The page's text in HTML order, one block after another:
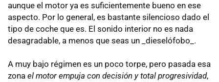
aunque el motor ya es suficientemente bueno en ese
aspecto. Por lo general, es bastante silencioso dado el
tipo de coche que es. El sonido interior no es nada
desagradable, a menos que seas un _dieselófobo_.
A muy bajo régimen es un poco torpe, pero pasada esa
zona el motor empuja con decisión y total progresividad,